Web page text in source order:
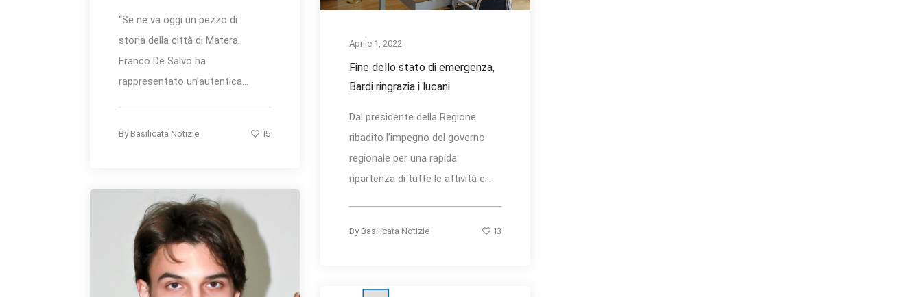
Aprile 1, 2022
Fine dello stato di emergenza,
Bardi ringrazia i lucani
Dal presidente della Regione
ribadito l’impegno del governo
regionale per una rapida
ripartenza di tutte le attività e...
By Basilicata Notizie 13
“Se ne va oggi un pezzo di
storia della città di Matera.
Franco De Salvo ha
rappresentato un’autentica...
By Basilicata Notizie 15